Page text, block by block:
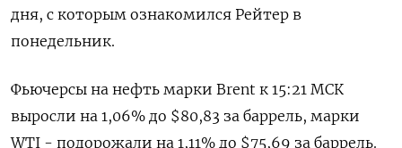
дня, с которым ознакомился Рейтер в
понедельник.
Фьючерсы на нефть марки Brent к 15:21 МСК
выросли на 1,06% до $80,83 за баррель, марки
WTI - подорожали на 1,11% до $75,69 за баррель.